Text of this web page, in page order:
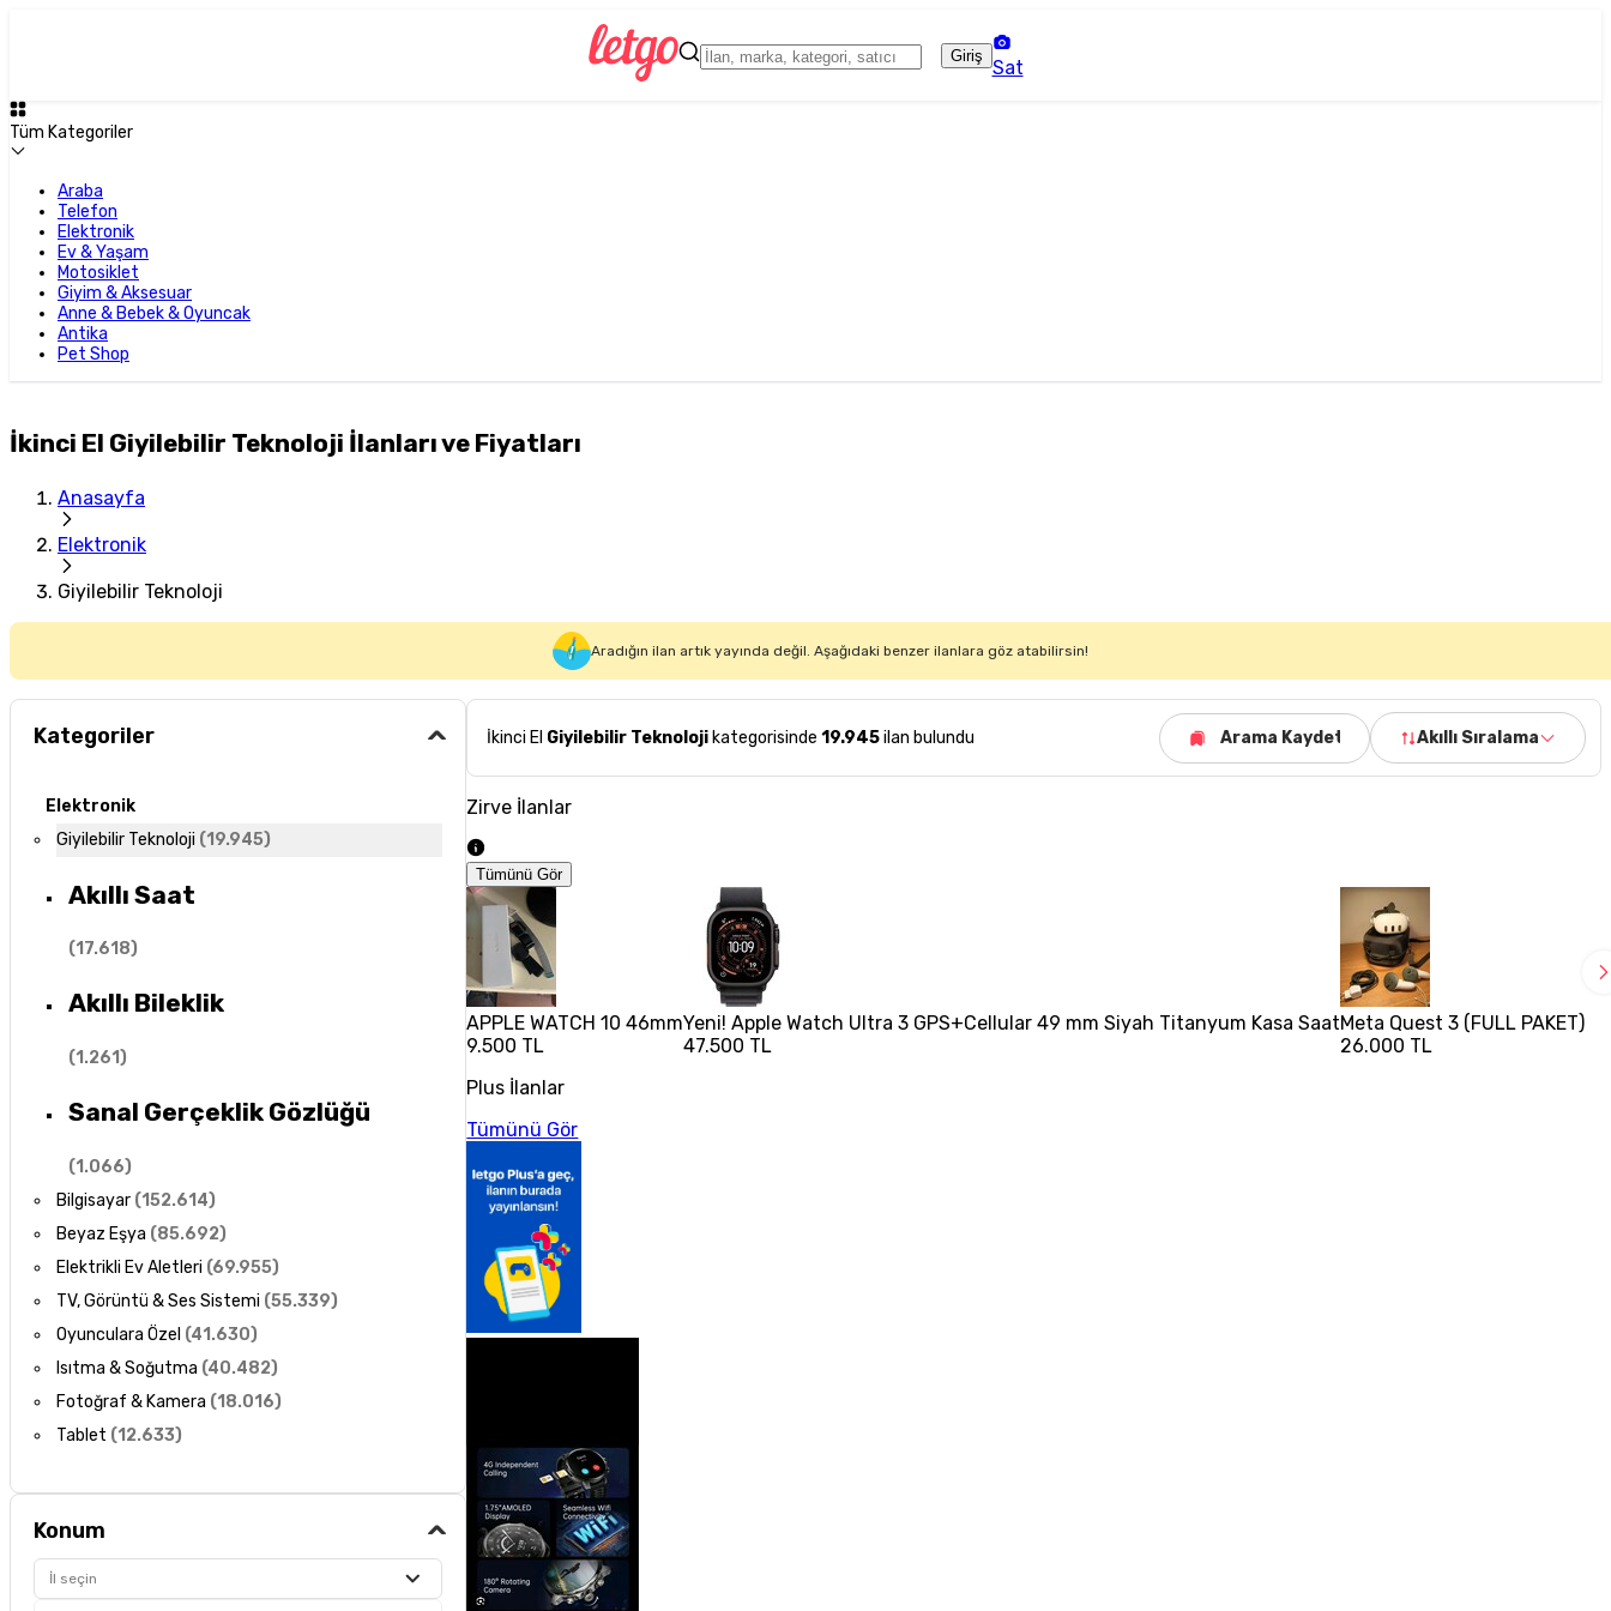
Giriş
Sat
Tüm Kategoriler
Araba
Telefon
Elektronik
Ev & Yaşam
Motosiklet
Giyim & Aksesuar
Anne & Bebek & Oyuncak
Antika
Pet Shop
İkinci El Giyilebilir Teknoloji İlanları ve Fiyatları
Anasayfa
Elektronik
Giyilebilir Teknoloji
Aradığın ilan artık yayında değil. Aşağıdaki benzer ilanlara göz atabilirsin!
Kategoriler
Elektronik
Giyilebilir Teknoloji (19.945)
Akıllı Saat
(17.618)
Akıllı Bileklik
(1.261)
Sanal Gerçeklik Gözlüğü
(1.066)
Bilgisayar (152.614)
Beyaz Eşya (85.692)
Elektrikli Ev Aletleri (69.955)
TV, Görüntü & Ses Sistemi (55.339)
Oyunculara Özel (41.630)
Isıtma & Soğutma (40.482)
Fotoğraf & Kamera (18.016)
Tablet (12.633)
Konum
İl seçin
İkinci El Giyilebilir Teknoloji kategorisinde 19.945ilan bulundu Arama Kaydet Akıllı Sıralama
Zirve İlanlar
Tümünü Gör
APPLE WATCH 10 46mm
9.500 TL
Yeni! Apple Watch Ultra 3 GPS+Cellular 49 mm Siyah Titanyum Kasa Saat
47.500 TL
Meta Quest 3 (FULL PAKET)
26.000 TL
Plus İlanlar
Tümünü Gör